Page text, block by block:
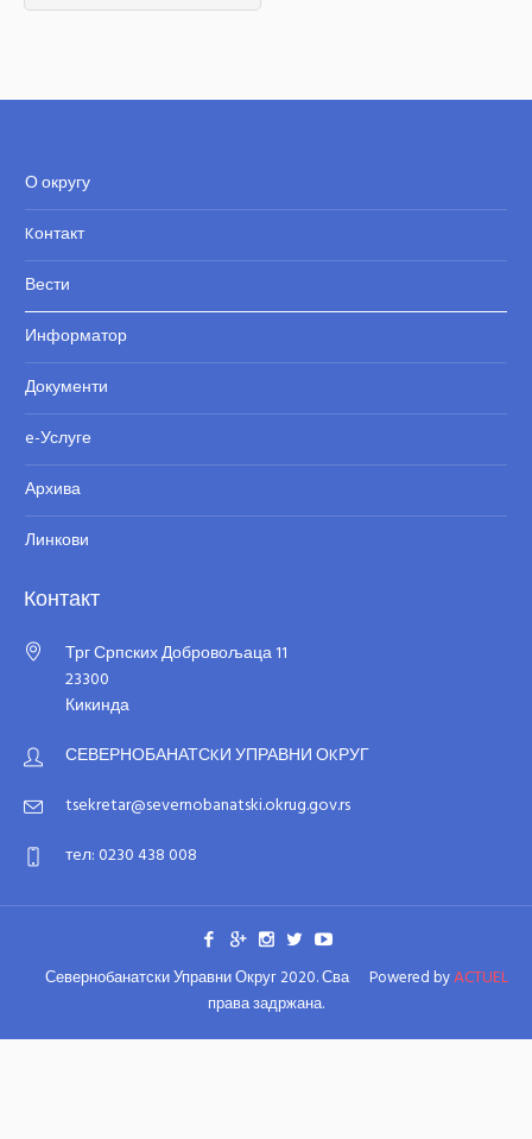
О округу
Kонтакт
Вести
Информатор
Документи
e-Услуге
Архива
Линкови
Контакт
Трг Српских Добровољаца 11
23300
Кикинда
СЕВЕРНОБАНАТСKИ УПРАВНИ ОKРУГ
tsekretar@severnobanatski.okrug.gov.rs
тeл: 0230 438 008
Powered byACTUEL
Севернобанатски Управни Округ 2020. Сва
права задржана.